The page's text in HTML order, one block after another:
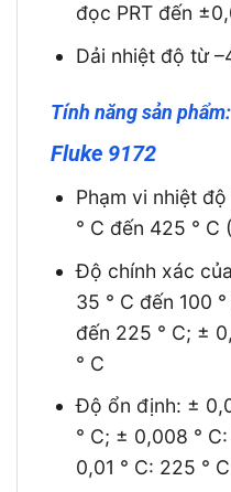
đọc PRT đến
Dải nhiệt độ từ
Tính năng sản phẩm:
Fluke 9172
Phạm vi nhiệt
° C đến 425 ° C
Độ chính xác
35 ° C đến 100
đến 225 ° C; ±
° C
Độ ổn định: ±
° C; ± 0,008 °
0,01 ° C: 225 °